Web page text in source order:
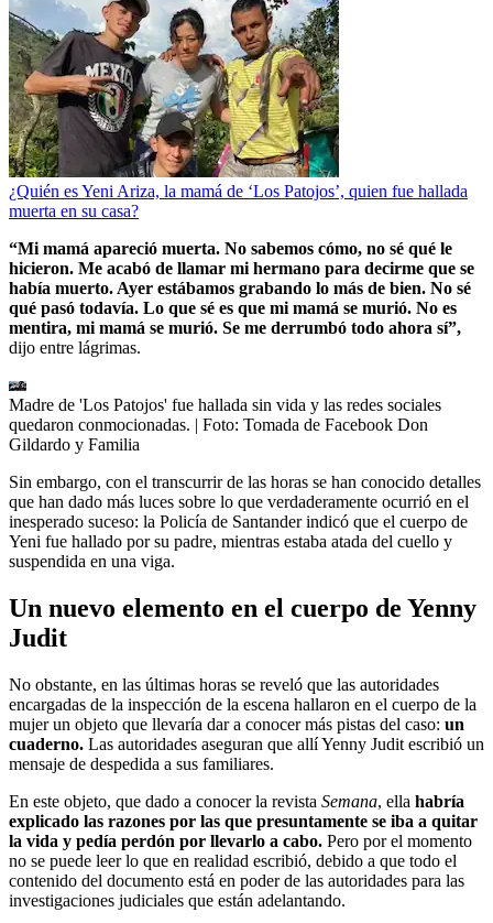
¿Quién es Yeni Ariza, la mamá de ‘Los Patojos’, quien fue hallada
muerta en su casa?
“Mi mamá apareció muerta. No sabemos cómo, no sé qué le
hicieron. Me acabó de llamar mi hermano para decirme que se
había muerto. Ayer estábamos grabando lo más de bien. No sé
qué pasó todavía. Lo que sé es que mi mamá se murió. No es
mentira, mi mamá se murió. Se me derrumbó todo ahora sí”,
dijo entre lágrimas.
Madre de 'Los Patojos' fue hallada sin vida y las redes sociales
quedaron conmocionadas. | Foto: Tomada de Facebook Don
Gildardo y Familia
Sin embargo, con el transcurrir de las horas se han conocido detalles
que han dado más luces sobre lo que verdaderamente ocurrió en el
inesperado suceso: la Policía de Santander indicó que el cuerpo de
Yeni fue hallado por su padre, mientras estaba atada del cuello y
suspendida en una viga.
Un nuevo elemento en el cuerpo de Yenny
Judit
No obstante, en las últimas horas se reveló que las autoridades
encargadas de la inspección de la escena hallaron en el cuerpo de la
mujer un objeto que llevaría dar a conocer más pistas del caso: un
cuaderno. Las autoridades aseguran que allí Yenny Judit escribió un
mensaje de despedida a sus familiares.
En este objeto, que dado a conocer la revista Semana, ella habría
explicado las razones por las que presuntamente se iba a quitar
la vida y pedía perdón por llevarlo a cabo. Pero por el momento
no se puede leer lo que en realidad escribió, debido a que todo el
contenido del documento está en poder de las autoridades para las
investigaciones judiciales que están adelantando.